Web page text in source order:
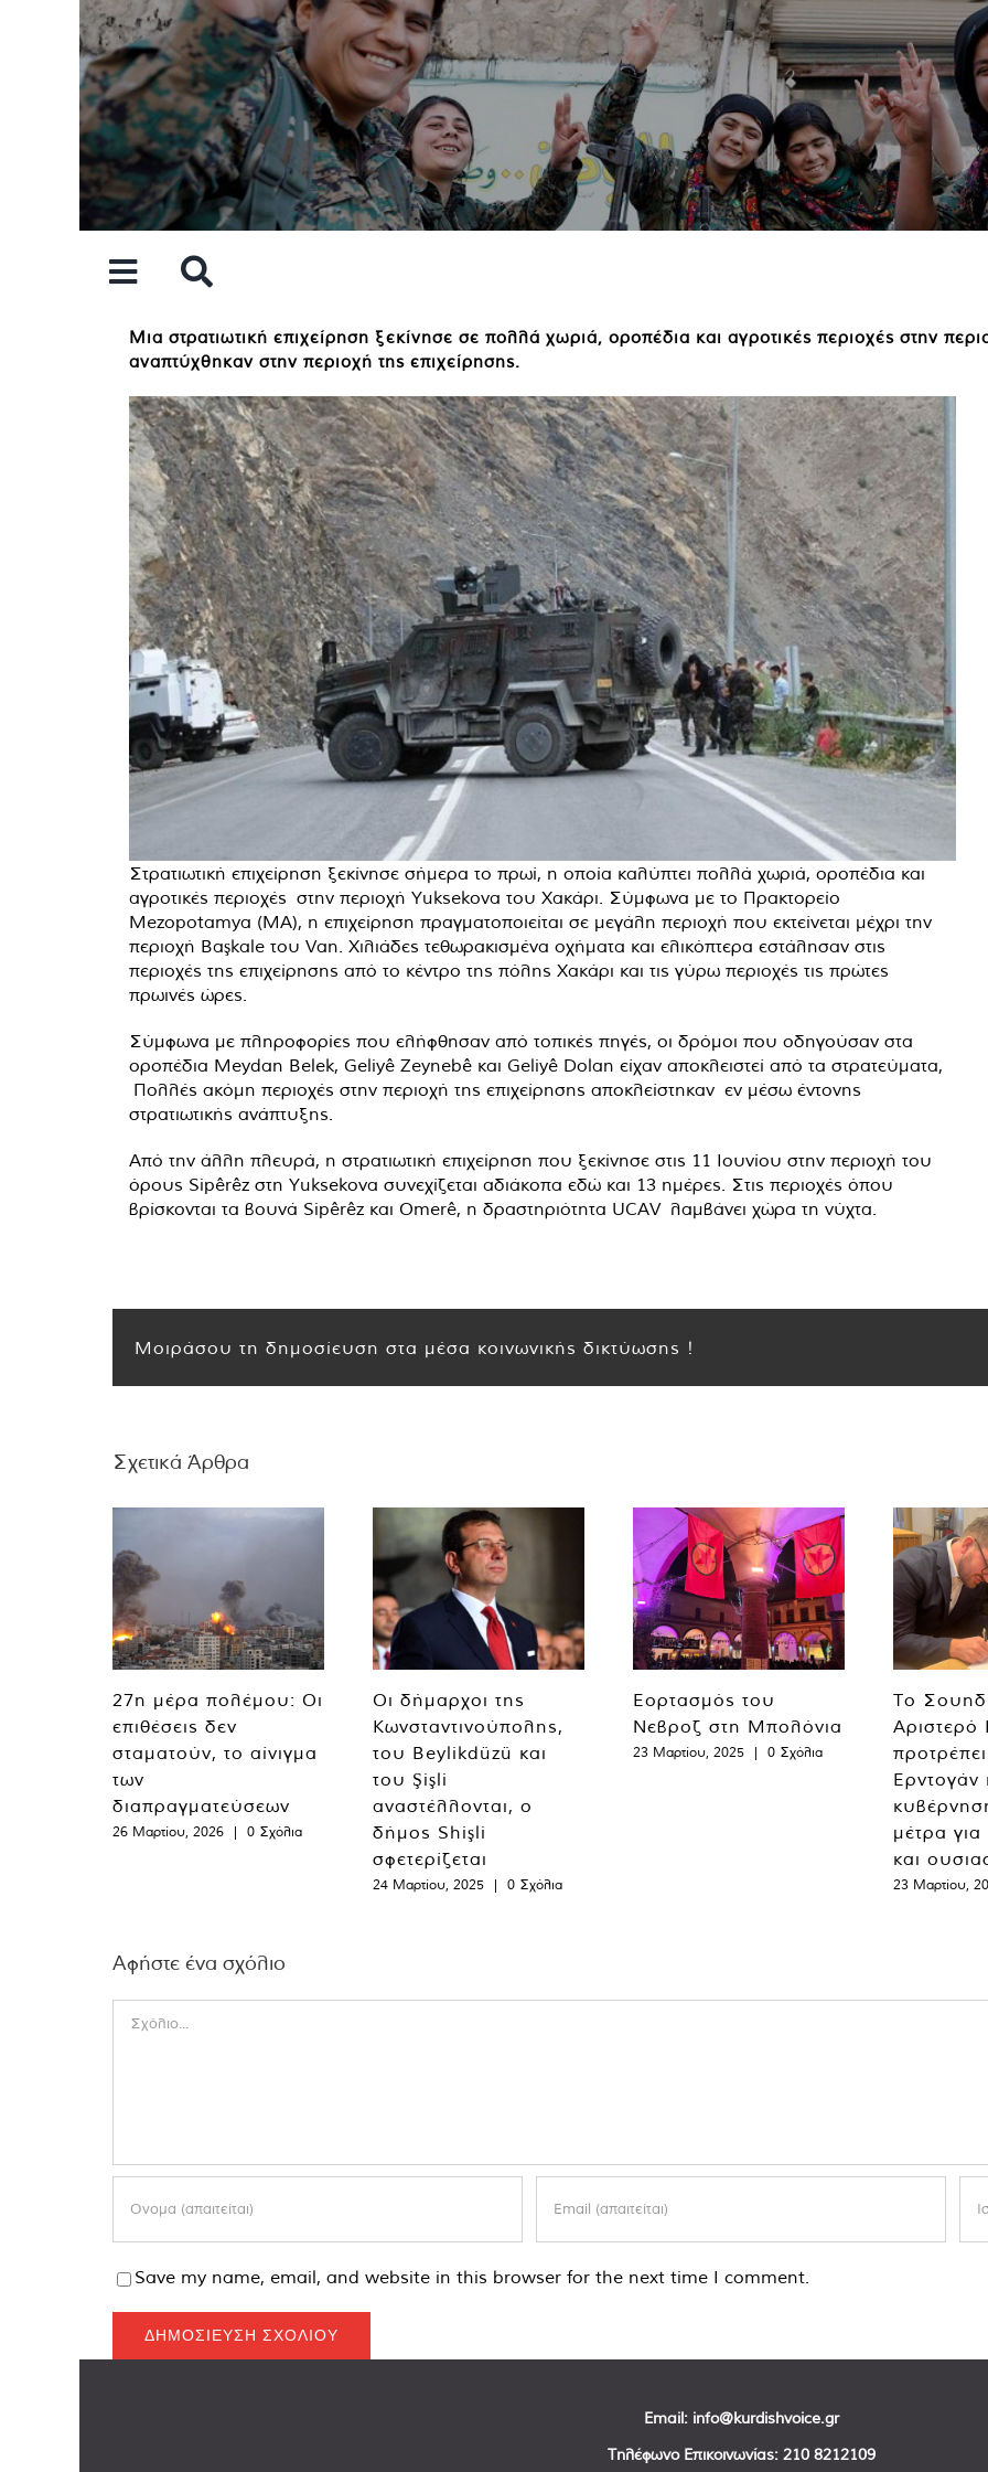
Μια στρατιωτική επιχείρηση ξεκίνησε σε πολλά χωριά, οροπέδια και αγροτικές περιοχές στην
αναπτύχθηκαν στην περιοχή της επιχείρησης.
Στρατιωτική επιχείρηση ξεκίνησε σήμερα το πρωί, η οποία καλύπτει πολλά χωριά, οροπέδια και
αγροτικές περιοχές στην περιοχή Yuksekova του Χακάρι. Σύμφωνα με το Πρακτορείο
Mezopotamya (MA), η επιχείρηση πραγματοποιείται σε μεγάλη περιοχή που εκτείνεται μέχρι την
περιοχή Başkale του Van. Χιλιάδες τεθωρακισμένα οχήματα και ελικόπτερα εστάλησαν στις
περιοχές της επιχείρησης από το κέντρο της πόλης Χακάρι και τις γύρω περιοχές τις πρώτες
πρωινές ώρες.
Σύμφωνα με πληροφορίες που ελήφθησαν από τοπικές πηγές, οι δρόμοι που οδηγούσαν στα
οροπέδια Meydan Belek, Geliyê Zeynebê και Geliyê Dolan είχαν αποκλειστεί από τα στρατεύματα,
Πολλές ακόμη περιοχές στην περιοχή της επιχείρησης αποκλείστηκαν εν μέσω έντονης
στρατιωτικής ανάπτυξης.
Από την άλλη πλευρά, η στρατιωτική επιχείρηση που ξεκίνησε στις 11 Ιουνίου στην περιοχή του
όρους Sipêrêz στη Yuksekova συνεχίζεται αδιάκοπα εδώ και 13 ημέρες. Στις περιοχές όπου
βρίσκονται τα βουνά Sipêrêz και Omerê, η δραστηριότητα UCAV λαμβάνει χώρα τη νύχτα.
Μοιράσου τη δημοσίευση στα μέσα κοινωνικής δικτύωσης !
Σχετικά Άρθρα
27η μέρα πολέμου: Οι
επιθέσεις δεν
σταματούν, το αίνιγμα
των
διαπραγματεύσεων
26 Μαρτίου, 2026 | 0 Σχόλια
Οι δήμαρχοι της
Κωνσταντινούπολης,
του Beylikdüzü και
του Şişli
αναστέλλονται, ο
δήμος Shişli
σφετερίζεται
24 Μαρτίου, 2025 | 0 Σχόλια
Εορτασμός του
Νεβροζ στη Μπολόνια
23 Μαρτίου, 2025 | 0 Σχόλια
Το
Αριστερό
Ερντογάν
μέτρα για
και
23 Μαρτίου,
Αφήστε ένα σχόλιο
Save my name, email, and website in this browser for the next time I comment.
Email: info@kurdishvoice.gr
Τηλέφωνο Επικοινωνίας: 210 8212109